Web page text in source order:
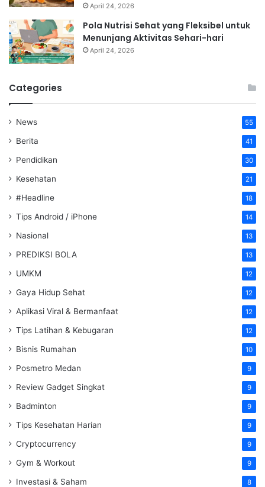
April 24, 2026
Pola Nutrisi Sehat yang Fleksibel untuk
Menunjang Aktivitas Sehari-hari
April 24, 2026
Categories
News 55
Berita 41
Pendidikan 30
Kesehatan 21
#Headline 18
Tips Android / iPhone 14
Nasional 13
PREDIKSI BOLA 13
UMKM 12
Gaya Hidup Sehat 12
Aplikasi Viral & Bermanfaat 12
Tips Latihan & Kebugaran 12
Bisnis Rumahan 10
Posmetro Medan 9
Review Gadget Singkat 9
Badminton 9
Tips Kesehatan Harian 9
Cryptocurrency 9
Gym & Workout 9
Investasi & Saham 8